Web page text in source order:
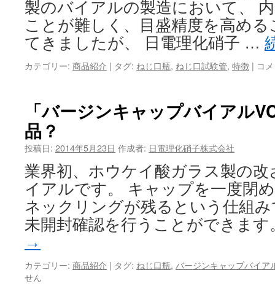
製のバイアルの製造において、
ことが難しく、目盛精度を高め
てきましたが、 日電理化硝子 …
カテゴリー: 商品紹介 | タグ: ねじ口瓶, ねじ口試験管, 特徴 | あ
で
た
「目
盛
付
バ
イ
ア
GV
WT
コ
「バージンキャップバイアル
品？
投稿日: 2014年5月23日 作成者: 日電理化硝子株式会社
業界初、ホウケイ酸ガラス製の
イアルです。 キャップを一度閉
ネックリングが残るという仕組
未開封確認を行うことができ
→
カテゴリー: 商品紹介 | タグ: ねじ口瓶, バージンキャップバイア
せん